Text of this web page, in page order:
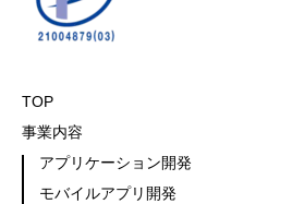
TOP
事業内容
アプリケーション開発
モバイルアプリ開発